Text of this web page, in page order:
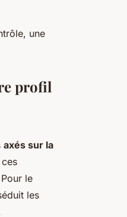
une
profil
axés sur la
le
les